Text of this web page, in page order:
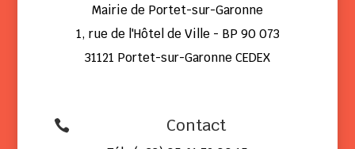
Mairie de Portet-sur-Garonne
1, rue de l'Hôtel de Ville - BP 90 073
31121 Portet-sur-Garonne CEDEX
 Contact